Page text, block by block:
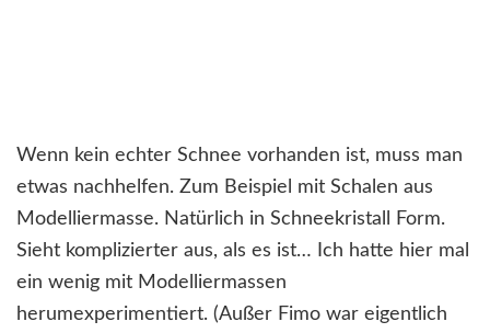
Wenn kein echter Schnee vorhanden ist, muss man
etwas nachhelfen. Zum Beispiel mit Schalen aus
Modelliermasse. Natürlich in Schneekristall Form.
Sieht komplizierter aus, als es ist… Ich hatte hier mal
ein wenig mit Modelliermassen
herumexperimentiert. (Außer Fimo war eigentlich